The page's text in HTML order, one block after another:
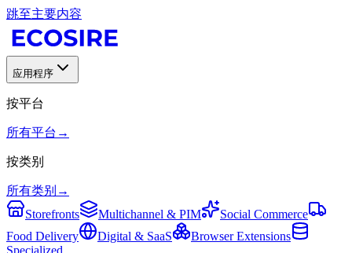
跳至主要内容
应用程序
按平台
所有平台 →
按类别
所有类别 →
Storefronts
Multichannel & PIM
Social Commerce
Food Delivery
Digital & SaaS
Browser Extensions
Specialized